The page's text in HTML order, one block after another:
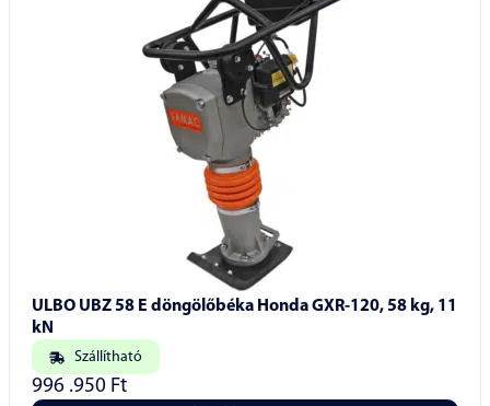
ULBO UBZ 58 E döngölőbéka Honda GXR-120, 58 kg, 11
kN
Szállítható
996 .950 Ft